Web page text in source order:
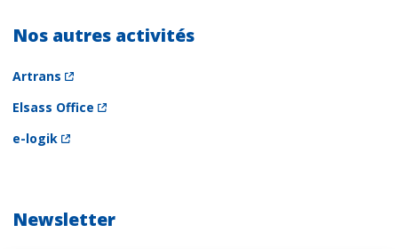
Nos autres activités
Artrans
Elsass Office
e-logik
Newsletter